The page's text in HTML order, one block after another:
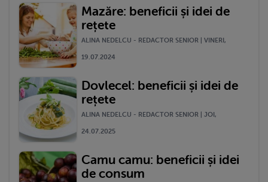
Mazăre: beneficii și idei de
rețete
ALINA NEDELCU - REDACTOR SENIOR | VINERI,
19.07.2024
Dovlecel: beneficii și idei de
rețete
ALINA NEDELCU - REDACTOR SENIOR | JOI,
24.07.2025
Camu camu: beneficii și idei
de consum